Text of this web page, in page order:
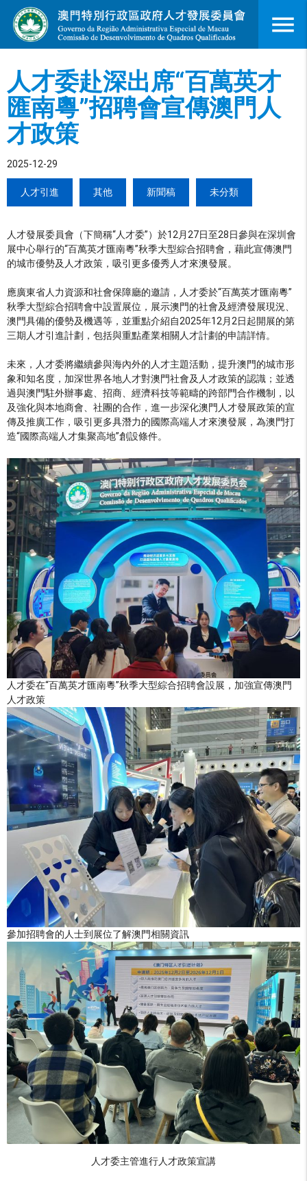
menu
人才委赴深出席“百萬英才
匯南粵”招聘會宣傳澳門人
才政策
2025-12-29
人才引進 其他 新聞稿 未分類
人才發展委員會（下簡稱“人才委”）於12月27日至28日參與在深圳會
展中心舉行的“百萬英才匯南粵”秋季大型綜合招聘會，藉此宣傳澳門
的城市優勢及人才政策，吸引更多優秀人才來澳發展。
應廣東省人力資源和社會保障廳的邀請，人才委於“百萬英才匯南粵”
秋季大型綜合招聘會中設置展位，展示澳門的社會及經濟發展現況、
澳門具備的優勢及機遇等，並重點介紹自2025年12月2日起開展的第
三期人才引進計劃，包括與重點產業相關人才計劃的申請詳情。
未來，人才委將繼續參與海內外的人才主題活動，提升澳門的城市形
象和知名度，加深世界各地人才對澳門社會及人才政策的認識；並透
過與澳門駐外辦事處、招商、經濟科技等範疇的跨部門合作機制，以
及強化與本地商會、社團的合作，進一步深化澳門人才發展政策的宣
傳及推廣工作，吸引更多具潛力的國際高端人才來澳發展，為澳門打
造“國際高端人才集聚高地”創設條件。
人才委在“百萬英才匯南粵”秋季大型綜合招聘會設展，加強宣傳澳門
人才政策
參加招聘會的人士到展位了解澳門相關資訊
人才委主管進行人才政策宣講